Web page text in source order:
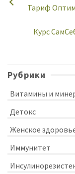
Тариф
Курс
Рубрики
Витамины и
Детокс
Женское
Иммунитет